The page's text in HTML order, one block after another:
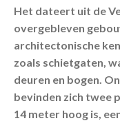
Het dateert uit de
overgebleven
architectonische
zoals schietgaten,
deuren en bogen.
bevinden zich twee
14 meter hoog is,